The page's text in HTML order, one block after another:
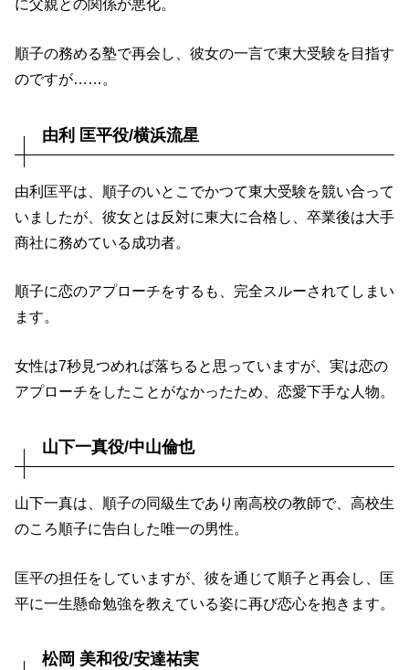
に父親との関係が悪化。
順子の務める塾で再会し、彼女の一言で東大受験を目指す
のですが……。
由利 匡平役/横浜流星
由利匡平は、順子のいとこでかつて東大受験を競い合って
いましたが、彼女とは反対に東大に合格し、卒業後は大手
商社に務めている成功者。
順子に恋のアプローチをするも、完全スルーされてしまい
ます。
女性は7秒見つめれば落ちる と思っていますが、実は恋の
アプローチをしたことがなかったため、恋愛下手な人物。
山下一真役/中山倫也
山下一真は、順子の同級生であり南高校の教師で、高校生
のころ順子に告白した唯一の男性。
匡平の担任をしていますが、彼を通じて順子と再会し、匡
平に一生懸命勉強を教えている姿に再び恋心を抱きます。
松岡 美和役/安達祐実